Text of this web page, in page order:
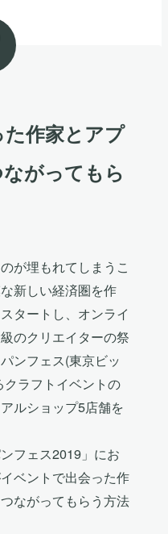
作家とアプ
がってもら
が埋もれてしまうこ
新しい経済圏を作
タートし、オンライ
のクリエイターの祭
ンフェス(東京ビッ
ラフトイベントの
ルショップ5店舗を
フェス2019」にお
ベントで出会った作
ながってもらう方法